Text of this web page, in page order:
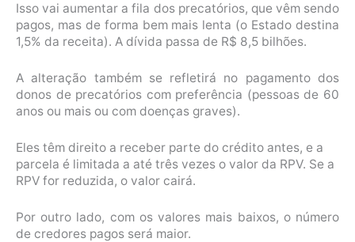
Isso vai aumentar a fila dos precatórios, que vêm sendo
pagos, mas de forma bem mais lenta (o Estado destina
1,5% da receita). A dívida passa de R$ 8,5 bilhões.
A alteração também se refletirá no pagamento dos
donos de precatórios com preferência (pessoas de 60
anos ou mais ou com doenças graves).
Eles têm direito a receber parte do crédito antes, e a
parcela é limitada a até três vezes o valor da RPV. Se a
RPV for reduzida, o valor cairá.
Por outro lado, com os valores mais baixos, o número
de credores pagos será maior.